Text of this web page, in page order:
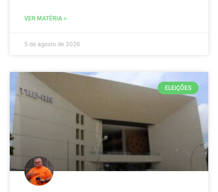
VER MATÉRIA »
5 de agosto de 2026
ELEIÇÕES